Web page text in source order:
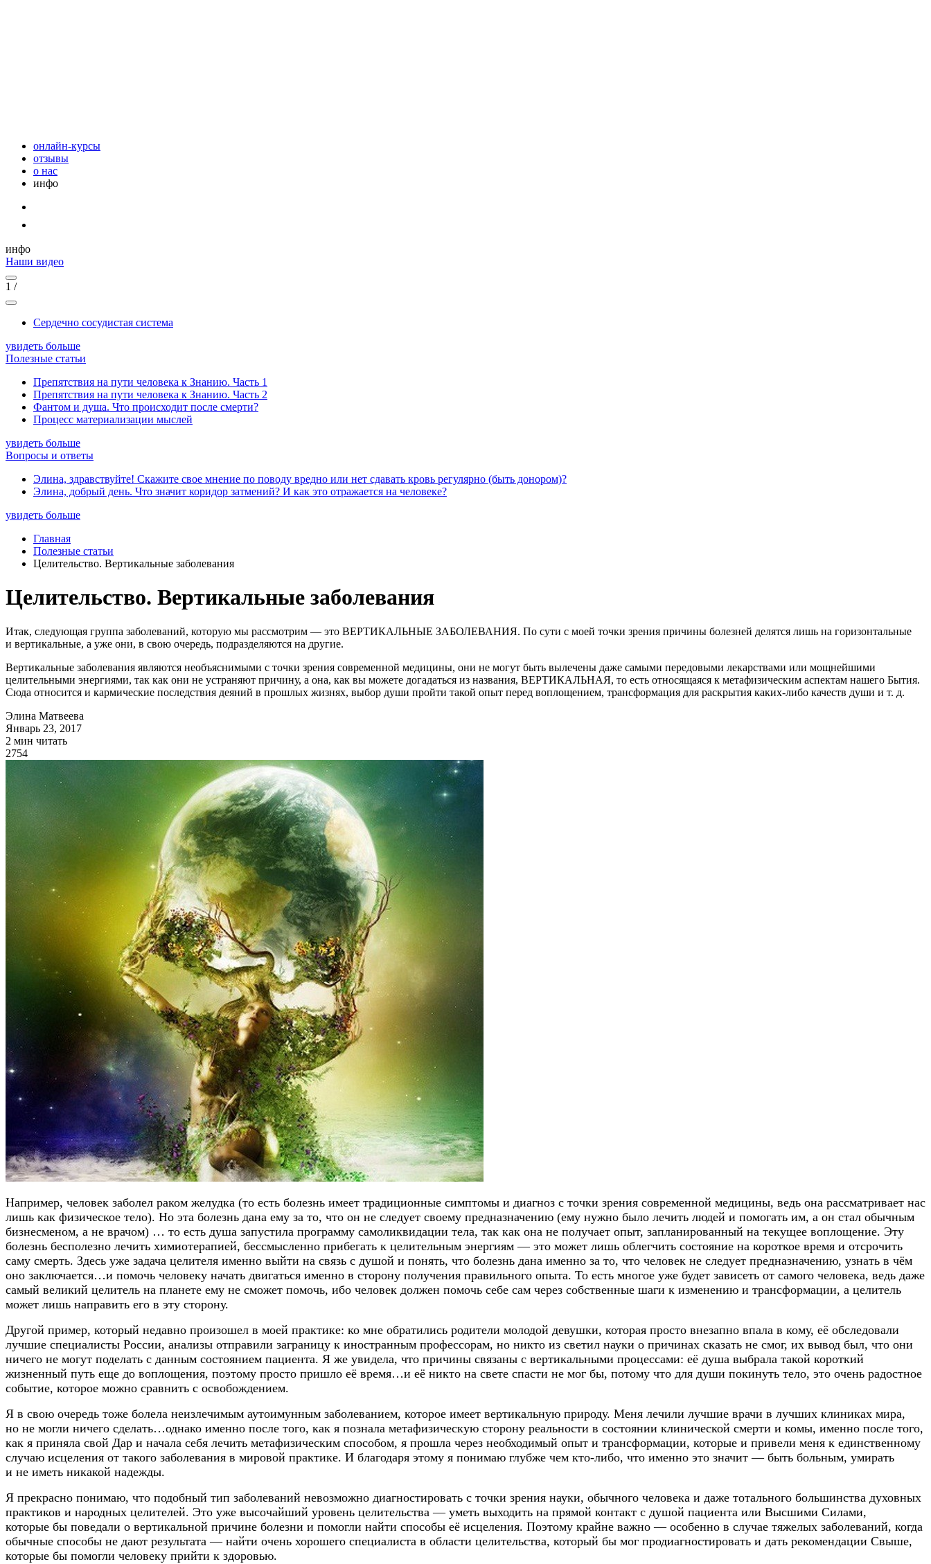
онлайн-курсы
отзывы
о нас
инфо
инфо
Наши видео
1 /
Сердечно сосудистая система
увидеть больше
Полезные статьи
Препятствия на пути человека к Знанию. Часть 1
Препятствия на пути человека к Знанию. Часть 2
Фантом и душа. Что происходит после смерти?
Процесс материализации мыслей
увидеть больше
Вопросы и ответы
Элина, здравствуйте! Скажите свое мнение по поводу вредно или нет сдавать кровь регулярно (быть донором)?
Элина, добрый день. Что значит коридор затмений? И как это отражается на человеке?
увидеть больше
Главная
Полезные статьи
Целительство. Вертикальные заболевания
Целительство. Вертикальные заболевания
Итак, следующая группа заболеваний, которую мы рассмотрим — это ВЕРТИКАЛЬНЫЕ ЗАБОЛЕВАНИЯ. По сути с моей точки зрения причины болезней делятся лишь на горизонтальные
и вертикальные, а уже они, в свою очередь, подразделяются на другие.
Вертикальные заболевания являются необъяснимыми с точки зрения современной медицины, они не могут быть вылечены даже самыми передовыми лекарствами или мощнейшими
целительными энергиями, так как они не устраняют причину, а она, как вы можете догадаться из названия, ВЕРТИКАЛЬНАЯ, то есть относящаяся к метафизическим аспектам нашего Бытия.
Сюда относится и кармические последствия деяний в прошлых жизнях, выбор души пройти такой опыт перед воплощением, трансформация для раскрытия каких-либо качеств души и т. д.
Элина Матвеева
Январь 23, 2017
2 мин читать
2754
Например, человек заболел раком желудка (то есть болезнь имеет традиционные симптомы и диагноз с точки зрения современной медицины, ведь она рассматривает нас
лишь как физическое тело). Но эта болезнь дана ему за то, что он не следует своему предназначению (ему нужно было лечить людей и помогать им, а он стал обычным
бизнесменом, а не врачом) … то есть душа запустила программу самоликвидации тела, так как она не получает опыт, запланированный на текущее воплощение. Эту
болезнь бесполезно лечить химиотерапией, бессмысленно прибегать к целительным энергиям — это может лишь облегчить состояние на короткое время и отсрочить
саму смерть. Здесь уже задача целителя именно выйти на связь с душой и понять, что болезнь дана именно за то, что человек не следует предназначению, узнать в чём
оно заключается…и помочь человеку начать двигаться именно в сторону получения правильного опыта. То есть многое уже будет зависеть от самого человека, ведь даже
самый великий целитель на планете ему не сможет помочь, ибо человек должен помочь себе сам через собственные шаги к изменению и трансформации, а целитель
может лишь направить его в эту сторону.
Другой пример, который недавно произошел в моей практике: ко мне обратились родители молодой девушки, которая просто внезапно впала в кому, её обследовали
лучшие специалисты России, анализы отправили заграницу к иностранным профессорам, но никто из светил науки о причинах сказать не смог, их вывод был, что они
ничего не могут поделать с данным состоянием пациента. Я же увидела, что причины связаны с вертикальными процессами: её душа выбрала такой короткий
жизненный путь еще до воплощения, поэтому просто пришло её время…и её никто на свете спасти не мог бы, потому что для души покинуть тело, это очень радостное
событие, которое можно сравнить с освобождением.
Я в свою очередь тоже болела неизлечимым аутоимунным заболеванием, которое имеет вертикальную природу. Меня лечили лучшие врачи в лучших клиниках мира,
но не могли ничего сделать…однако именно после того, как я познала метафизическую сторону реальности в состоянии клинической смерти и комы, именно после того,
как я приняла свой Дар и начала себя лечить метафизическим способом, я прошла через необходимый опыт и трансформации, которые и привели меня к единственному
случаю исцеления от такого заболевания в мировой практике. И благодаря этому я понимаю глубже чем кто-либо, что именно это значит — быть больным, умирать
и не иметь никакой надежды.
Я прекрасно понимаю, что подобный тип заболеваний невозможно диагностировать с точки зрения науки, обычного человека и даже тотального большинства духовных
практиков и народных целителей. Это уже высочайший уровень целительства — уметь выходить на прямой контакт с душой пациента или Высшими Силами,
которые бы поведали о вертикальной причине болезни и помогли найти способы её исцеления. Поэтому крайне важно — особенно в случае тяжелых заболеваний, когда
обычные способы не дают результата — найти очень хорошего специалиста в области целительства, который бы мог продиагностировать и дать рекомендации Свыше,
которые бы помогли человеку прийти к здоровью.